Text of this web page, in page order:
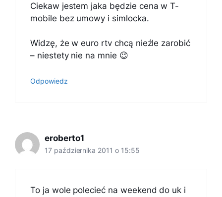
Ciekaw jestem jaka będzie cena w T-
mobile bez umowy i simlocka.
Widzę, że w euro rtv chcą nieźle zarobić
– niestety nie na mnie 😉
Odpowiedz
eroberto1
17 października 2011 o 15:55
To ja wole polecieć na weekend do uk i